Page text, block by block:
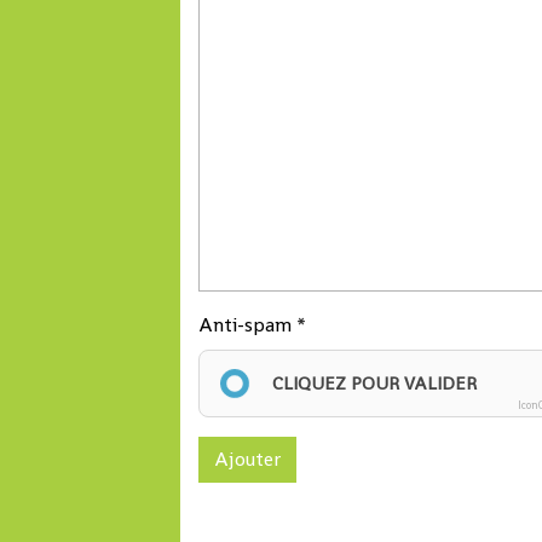
Anti-spam
CLIQUEZ POUR VALIDER
Ajouter